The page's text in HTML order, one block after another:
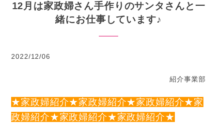
12月は家政婦さん手作りのサンタさんと一
緒にお仕事しています♪
2022/12/06
紹介事業部
★家政婦紹介★家政婦紹介★家政婦紹介★家
政婦紹介★家政婦紹介★家政婦紹介★